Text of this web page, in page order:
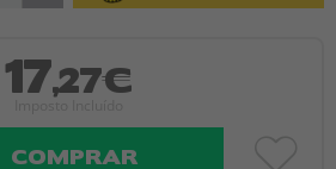
17,27€
COMPRAR